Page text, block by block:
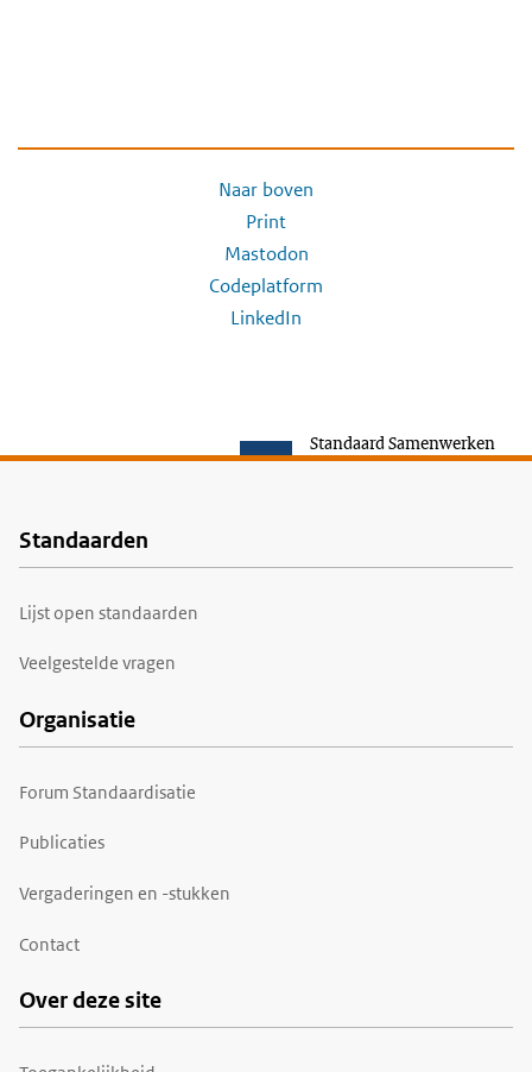
Naar boven
Print
Mastodon
Codeplatform
LinkedIn
Standaard Samenwerken
Voet
Standaarden
Lijst open standaarden
Veelgestelde vragen
Organisatie
Forum Standaardisatie
Publicaties
Vergaderingen en -stukken
Contact
Over deze site